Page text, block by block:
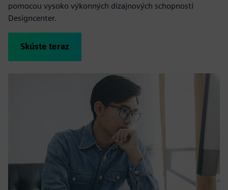
pomocou vysoko výkonných dizajnových schopností
Designcenter.
Skúste teraz